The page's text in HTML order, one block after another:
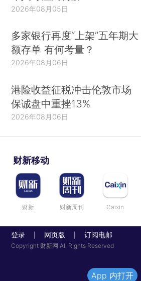
2026年08月05日
多家银行再度“上架”五年期大
额存单 有何考量？
2026年08月06日
港险收益征税冲击伦敦市场
保诚盘中重挫13%
2026年08月06日
财新移动
财新 财新周刊 Caixin
登录 网页版 订阅电邮
Copyright 财新网 All Rights Reserved
App 内打开